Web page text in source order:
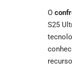
O
S25